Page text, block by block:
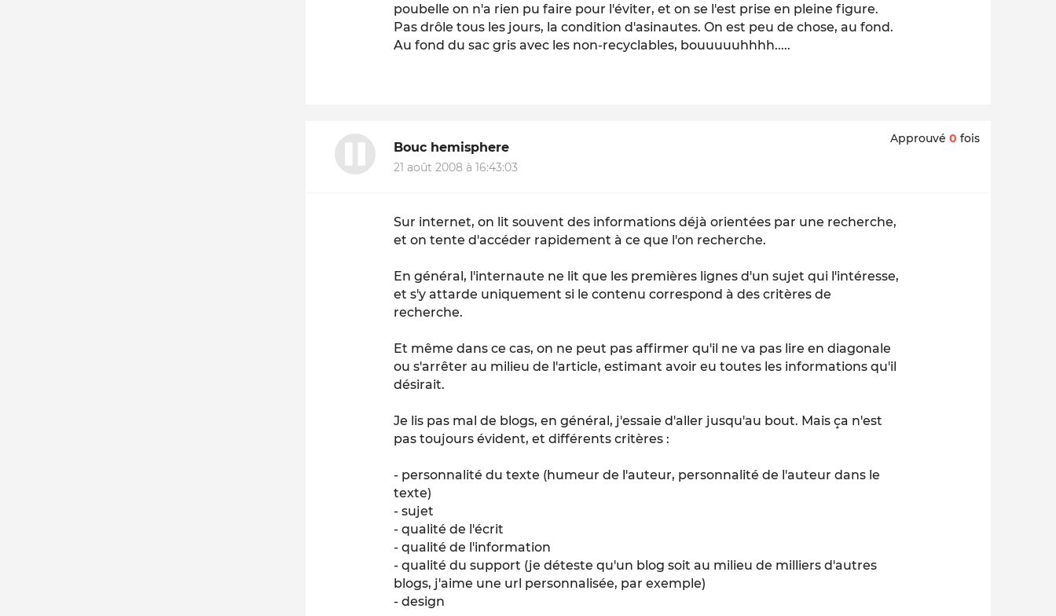
poubelle on n'a rien pu faire pour l'éviter, et on se l'est prise en pleine figure.
Pas drôle tous les jours, la condition d'asinautes. On est peu de chose, au fond.
Au fond du sac gris avec les non-recyclables, bouuuuuhhhh.....
Bouc hemisphere
21 août 2008 à 16:43:03
Approuvé 0 fois
Sur internet, on lit souvent des informations déjà orientées par une recherche,
et on tente d'accéder rapidement à ce que l'on recherche.
En général, l'internaute ne lit que les premières lignes d'un sujet qui l'intéresse,
et s'y attarde uniquement si le contenu correspond à des critères de
recherche.
Et même dans ce cas, on ne peut pas affirmer qu'il ne va pas lire en diagonale
ou s'arrêter au milieu de l'article, estimant avoir eu toutes les informations qu'il
désirait.
Je lis pas mal de blogs, en général, j'essaie d'aller jusqu'au bout. Mais ça n'est
pas toujours évident, et différents critères :
- personnalité du texte (humeur de l'auteur, personnalité de l'auteur dans le
texte)
- sujet
- qualité de l'écrit
- qualité de l'information
- qualité du support (je déteste qu'un blog soit au milieu de milliers d'autres
blogs, j'aime une url personnalisée, par exemple)
- design